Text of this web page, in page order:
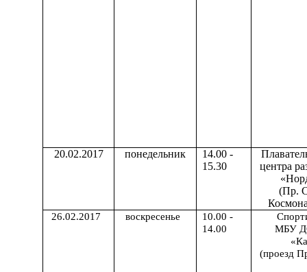
20.02.2017 понедельник
14.00 -
15.30
центра
(Пр.
26.02.2017 воскресенье
10.00 -
14.00
МБУ
(проезд